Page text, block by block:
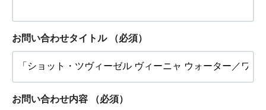
お問い合わせタイトル （必須）
お問い合わせ内容 （必須）